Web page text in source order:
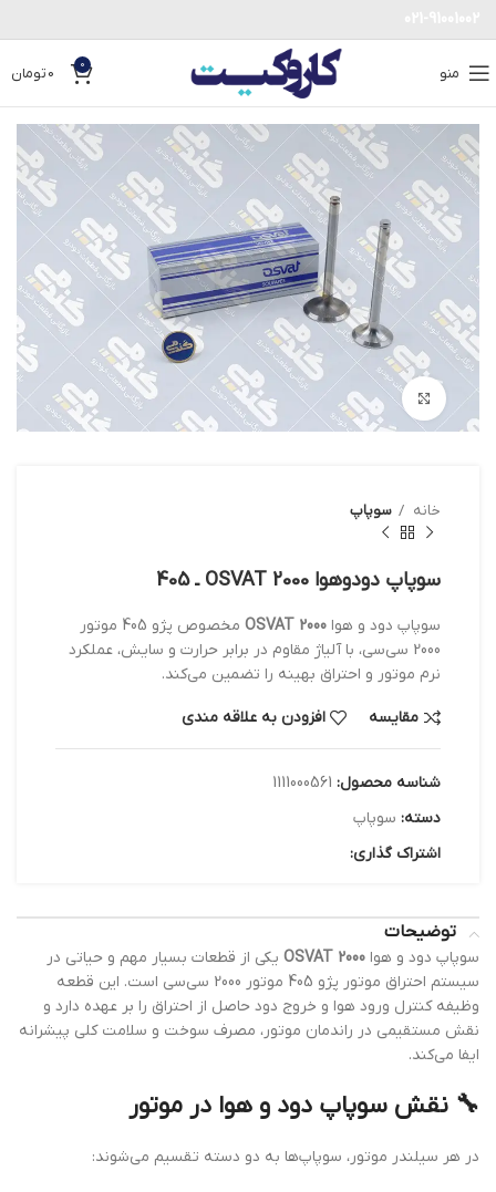
منو 0
0تومان
بزرگنمایی تصویر
خانه سوپاپ
سوپاپ دودوهوا 2000 OSVAT ـ 405
سوپاپ دود و هوا 2000 OSVAT
مخصوص پژو 405 موتور
2000 سی‌سی، با آلیاژ مقاوم در برابر حرارت و سایش، عملکرد
نرم موتور و احتراق بهینه را تضمین می‌کند.
مقایسه افزودن به علاقه مندی
شناسه محصول: 1111000561
دسته: سوپاپ
اشتراک گذاری:
توضیحات
سوپاپ دود و هوا 2000 OSVAT
یکی از قطعات بسیار مهم و حیاتی در
سیستم احتراق موتور پژو 405 موتور 2000 سی‌سی است. این قطعه
وظیفه کنترل ورود هوا و خروج دود حاصل از احتراق را بر عهده دارد و
نقش مستقیمی در راندمان موتور، مصرف سوخت و سلامت کلی پیشرانه
ایفا می‌کند.
🔧 نقش سوپاپ دود و هوا در موتور
در هر سیلندر موتور، سوپاپ‌ها به دو دسته تقسیم می‌شوند: